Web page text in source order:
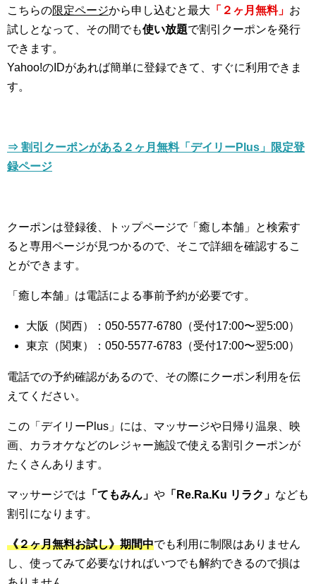
こちらの限定ページから申し込むと最大 「２ヶ月無料」 お
試しとなって、その間でも使い放題で割引クーポンを発行
できます。
Yahoo!のIDがあれば簡単に登録できて、すぐに利用できま
す。
⇒ 割引クーポンがある２ヶ月無料「デイリーPlus」限定登
録ページ
クーポンは登録後、トップページで「癒し本舗」と検索す
ると専用ページが見つかるので、そこで詳細を確認するこ
とができます。
「癒し本舗」は電話による事前予約が必要です。
大阪（関西）：050-5577-6780（受付17:00〜翌5:00）
東京（関東）：050-5577-6783（受付17:00〜翌5:00）
電話での予約確認があるので、その際にクーポン利用を伝
えてください。
この「デイリーPlus」には、マッサージや日帰り温泉、映
画、カラオケなどのレジャー施設で使える割引クーポンが
たくさんあります。
マッサージでは 「てもみん」 や 「Re.Ra.Ku リラク」 なども
割引になります。
《２ヶ月無料お試し》期間中でも利用に制限はありません
し、使ってみて必要なければいつでも解約できるので損は